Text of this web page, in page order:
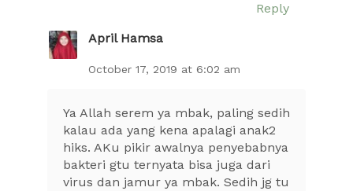
Reply
April Hamsa
October 17, 2019 at 6:02 am
Ya Allah serem ya mbak, paling sedih
kalau ada yang kena apalagi anak2
hiks. AKu pikir awalnya penyebabnya
bakteri gtu ternyata bisa juga dari
virus dan jamur ya mbak. Sedih jg tu